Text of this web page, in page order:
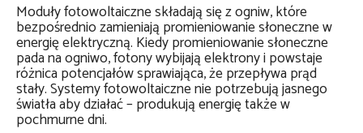
Moduły fotowoltaiczne składają się z ogniw, które
bezpośrednio zamieniają promieniowanie słoneczne w
energię elektryczną. Kiedy promieniowanie słoneczne
pada na ogniwo, fotony wybijają elektrony i powstaje
różnica potencjałów sprawiająca, że przepływa prąd
stały. Systemy fotowoltaiczne nie potrzebują jasnego
światła aby działać – produkują energię także w
pochmurne dni.